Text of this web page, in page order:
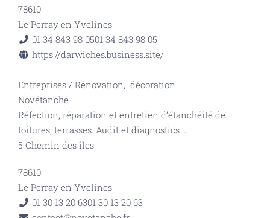
78610
Le Perray en Yvelines
01 34 843 98 0501 34 843 98 05
https://darwiches.business.site/
Entreprises / Rénovation, décoration
Novétanche
Réfection, réparation et entretien d’étanchéité de
toitures, terrasses. Audit et diagnostics ...
5 Chemin des îles
78610
Le Perray en Yvelines
01 30 13 20 6301 30 13 20 63